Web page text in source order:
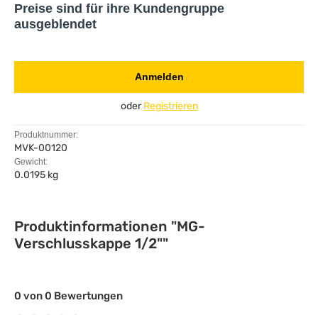
Preise sind für ihre Kundengruppe
ausgeblendet
Anmelden
oderRegistrieren
Produktnummer:
MVK-00120
Gewicht:
0.0195 kg
Produktinformationen "MG-
Verschlusskappe 1/2""
0 von 0 Bewertungen